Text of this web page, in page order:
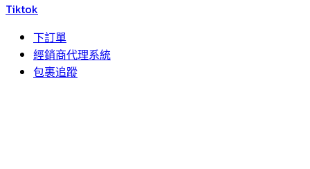
Tiktok
下訂單
經銷商代理系統
包裹追蹤